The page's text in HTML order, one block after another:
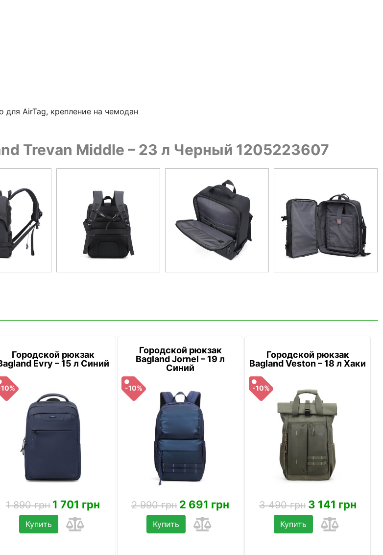
для AirTag, крепление на чемодан
Trevan Middle – 23 л Черный 1205223607
Городской рюкзак
Evry – 15 л Синий
1 890 грн 1 701 грн
Купить
Городской рюкзак
Bagland Jornel – 19 л
Синий
-10%
2 990 грн 2 691 грн
Купить
Городской рюкзак
Bagland Veston – 18 л Хаки
-10%
3 490 грн 3 141 грн
Купить